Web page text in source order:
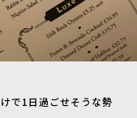
で1日過ごせそうな勢